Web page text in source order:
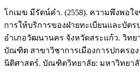
โกเมฆ มีรัตน์คํา. (2558). ความพึงพอใ
การให้บริการของฝ่ายทะเบียนและบัต
อําเภอวัฒนานคร จังหวัดสระแก้ว. วิท
บัณฑิต สาขาวิชาการเมืองการปกครอ
นิติศาสตร์. บัณฑิตวิทยาลัย: มหาวิทยาลั